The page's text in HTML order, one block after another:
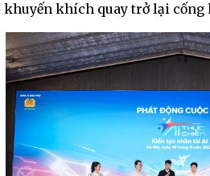
khuyến khích quay trở lại cống